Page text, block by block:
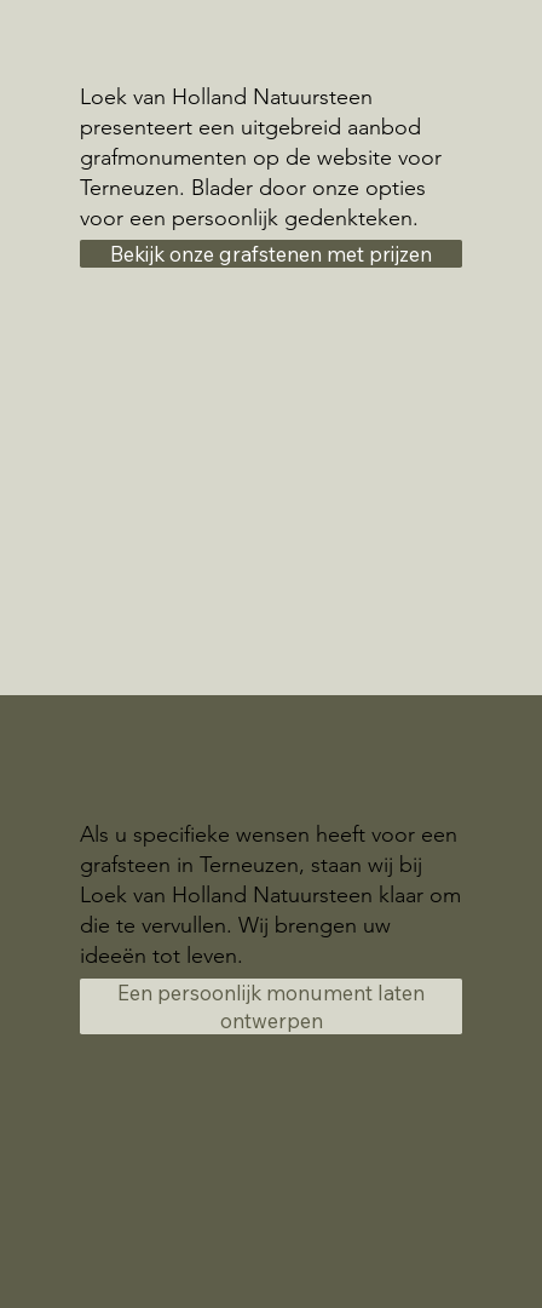
Loek van Holland Natuursteen
presenteert een uitgebreid aanbod
grafmonumenten op de website voor
Terneuzen. Blader door onze opties
voor een persoonlijk gedenkteken.
Bekijk onze grafstenen met prijzen
Als u specifieke wensen heeft voor een
grafsteen in Terneuzen, staan wij bij
Loek van Holland Natuursteen klaar om
die te vervullen. Wij brengen uw
ideeën tot leven.
Een persoonlijk monument laten
ontwerpen